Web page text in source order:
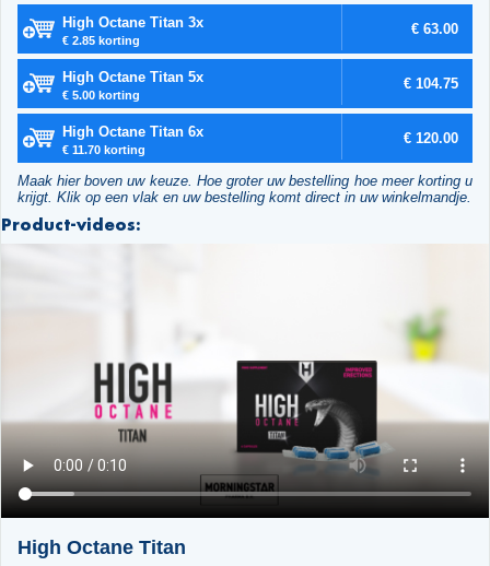
High Octane Titan 3x
€ 2.85 korting
€ 63.00
High Octane Titan 5x
€ 5.00 korting
€ 104.75
High Octane Titan 6x
€ 11.70 korting
€ 120.00
Maak hier boven uw keuze. Hoe groter uw bestelling hoe meer korting u
krijgt. Klik op een vlak en uw bestelling komt direct in uw winkelmandje.
Product-videos:
High Octane Titan